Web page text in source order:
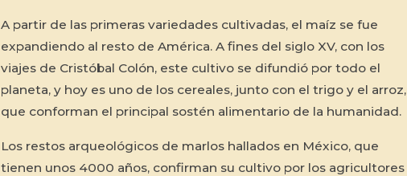
A partir de las primeras variedades cultivadas, el maíz se fue
expandiendo al resto de América. A fines del siglo XV, con los
viajes de Cristóbal Colón, este cultivo se difundió por todo el
planeta, y hoy es uno de los cereales, junto con el trigo y el arroz,
que conforman el principal sostén alimentario de la humanidad.
Los restos arqueológicos de marlos hallados en México, que
tienen unos 4000 años, confirman su cultivo por los agricultores